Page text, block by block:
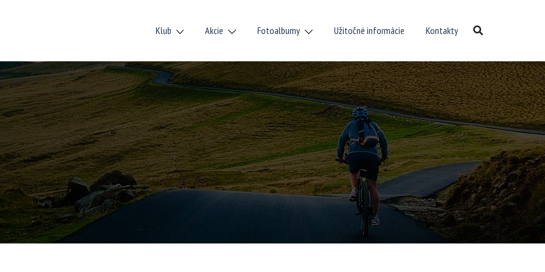
Klub Akcie Fotoalbumy Užitočné informácie Kontakty